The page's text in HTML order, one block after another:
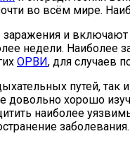
во всём мире.
и
недели. Наиболее
ОРВИ, для случаев
путей,
хорошо
наиболее